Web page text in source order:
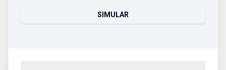
SIMULAR